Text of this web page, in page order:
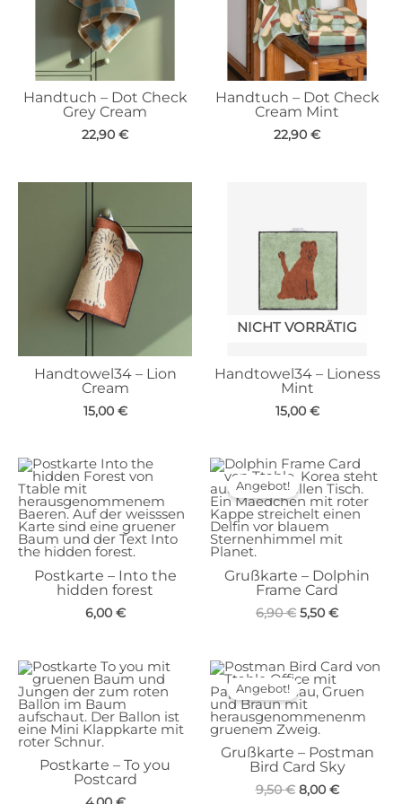
Handtuch – Dot Check
Grey Cream
22,90 €
Handtuch – Dot Check
Cream Mint
22,90 €
Handtowel34 – Lion
Cream
15,00 €
NICHT VORRÄTIG
Handtowel34 – Lioness
Mint
15,00 €
Postkarte – Into the
hidden forest
6,00 €
Angebot!
Grußkarte – Dolphin
Frame Card
6,90€ Ursprünglicher
6,90 €
5,50 €Aktueller
5,50 €.
Postkarte – To you
Postcard
Angebot!
Grußkarte – Postman
Bird Card Sky
9,50€ Ursprünglicher
8,00 €Aktueller